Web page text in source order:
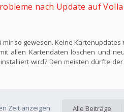
nach Update auf Volla
so gewesen. Keine
allen Kartendaten löschen und
wird? Den meisten dürfte
Zeit anzeigen: Alle Beiträge